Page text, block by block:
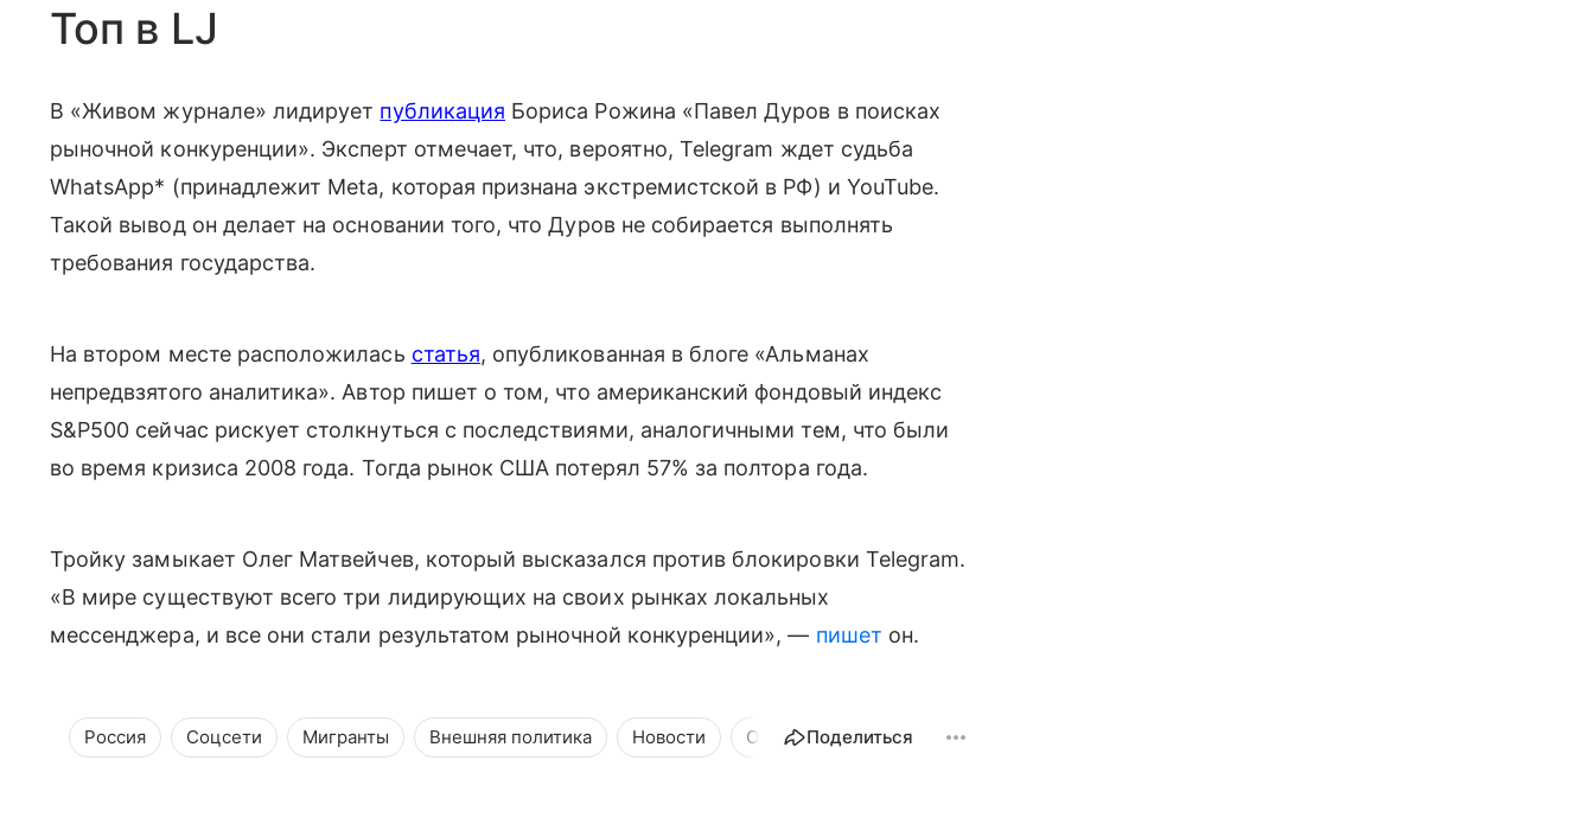
Топ в LJ
В «Живом журнале» лидирует публикация Бориса Рожина «Павел Дуров в поисках
рыночной конкуренции». Эксперт отмечает, что, вероятно, Telegram ждет судьба
WhatsApp* (принадлежит Meta, которая признана экстремистской в РФ) и YouTube.
Такой вывод он делает на основании того, что Дуров не собирается выполнять
требования государства.
На втором месте расположилась статья, опубликованная в блоге «Альманах
непредвзятого аналитика». Автор пишет о том, что американский фондовый индекс
S&P500 сейчас рискует столкнуться с последствиями, аналогичными тем, что были
во время кризиса 2008 года. Тогда рынок США потерял 57% за полтора года.
Тройку замыкает Олег Матвейчев, который высказался против блокировки Telegram.
«В мире существуют всего три лидирующих на своих рынках локальных
мессенджера, и все они стали результатом рыночной конкуренции», — пишет он.
Россия Соцсети Мигранты Внешняя политика Новости ОбществоПоделиться